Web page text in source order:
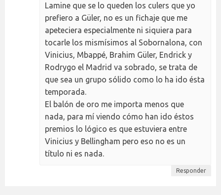
Lamine que se lo queden los culers que yo
prefiero a Güler, no es un fichaje que me
apeteciera especialmente ni siquiera para
tocarle los mismísimos al Sobornalona, con
Vinicius, Mbappé, Brahim Güler, Endrick y
Rodrygo el Madrid va sobrado, se trata de
que sea un grupo sólido como lo ha ido ésta
temporada.
El balón de oro me importa menos que
nada, para mí viendo cómo han ido éstos
premios lo lógico es que estuviera entre
Vinicius y Bellingham pero eso no es un
título ni es nada.
Responder